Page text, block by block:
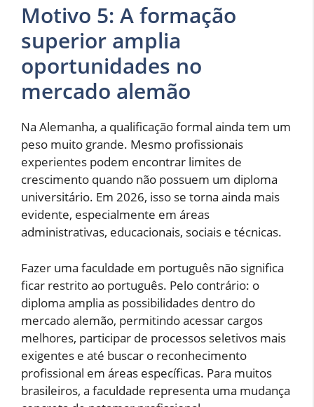
Motivo 5: A formação
superior amplia
oportunidades no
mercado alemão
Na Alemanha, a qualificação formal ainda tem um
peso muito grande. Mesmo profissionais
experientes podem encontrar limites de
crescimento quando não possuem um diploma
universitário. Em 2026, isso se torna ainda mais
evidente, especialmente em áreas
administrativas, educacionais, sociais e técnicas.
Fazer uma faculdade em português não significa
ficar restrito ao português. Pelo contrário: o
diploma amplia as possibilidades dentro do
mercado alemão, permitindo acessar cargos
melhores, participar de processos seletivos mais
exigentes e até buscar o reconhecimento
profissional em áreas específicas. Para muitos
brasileiros, a faculdade representa uma mudança